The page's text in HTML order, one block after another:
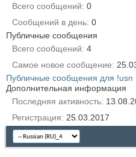
Всего сообщений 0
Сообщений в день 0
Публичные сообщения
Всего сообщений 4
Самое новое сообщение
Публичные сообщения для !usn
Дополнительная информация
Последняя активность
Регистрация
25.03.2017